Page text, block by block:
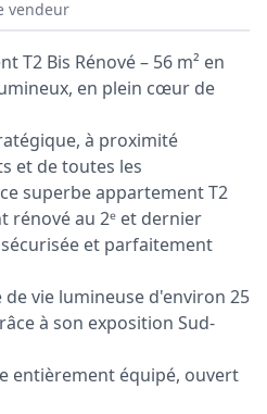
vendeur
T2 Bis Rénové – 56 m² en
en plein cœur de
à proximité
et de toutes les
superbe appartement T2
rénové au 2ᵉ et dernier
et parfaitement
de vie lumineuse d'environ 25
à son exposition Sud-
entièrement équipé, ouvert